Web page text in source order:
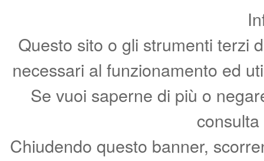
Questo sito o gli strumenti terzi
necessari al funzionamento ed
Se vuoi saperne di più o
Chiudendo questo banner,